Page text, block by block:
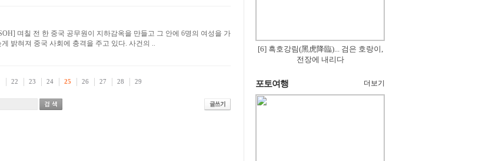
둬 성노리개로 삼았다는 사실이 뒤늦게 밝혀져 중국 사회에 충격을 주고 있다. 사건의 ..
22 23 24 25 26 27 28 29
[6] 흑호강림(黑虎降臨)... 검은 호랑이,
전장에 내리다
포토여행 더보기